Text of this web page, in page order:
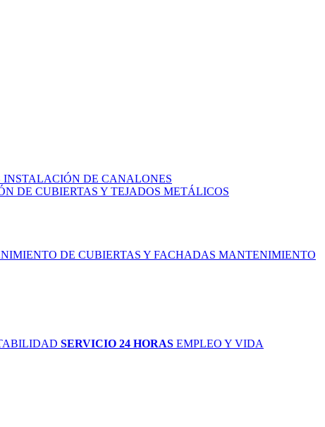
INSTALACIÓN DE CANALONES
DE CUBIERTAS Y TEJADOS METÁLICOS
DE CUBIERTAS Y FACHADAS MANTENIMIENTO
SERVICIO 24 HORAS EMPLEO Y VIDA